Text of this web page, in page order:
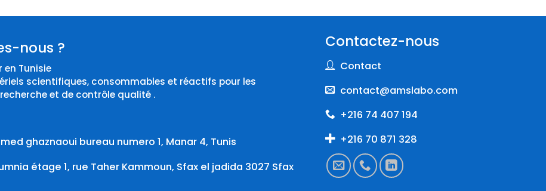
nous ?
en Tunisie
scientifiques, consommables et réactifs pour les
et de contrôle qualité .
ghaznaoui bureau numero 1, Manar 4, Tunis
étage 1, rue Taher Kammoun, Sfax el jadida 3027 Sfax
Contactez-nous
Contact
contact@amslabo.com
+216 74 407 194
+216 70 871 328